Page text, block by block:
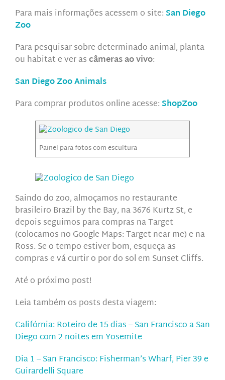
Para mais informações acessem o site:San Diego
Zoo
Para pesquisar sobre determinado animal, planta
ou habitat e ver ascâmeras ao vivo:
San Diego Zoo Animals
Para comprar produtos online acesse:ShopZoo
Painel para fotos com escultura
Saindo do zoo, almoçamos no restaurante
brasileiro Brazil by the Bay, na 3676 Kurtz St, e
depois seguimos para compras na Target
(colocamos no Google Maps: Target near me) e na
Ross. Se o tempo estiver bom, esqueça as
compras e vá curtir o por do sol em Sunset Cliffs.
Até o próximo post!
Leia também os posts desta viagem:
Califórnia: Roteiro de 15 dias – San Francisco a San
Diego com 2 noites em Yosemite
Dia 1 – San Francisco: Fisherman’s Wharf, Pier 39 e
Guirardelli Square